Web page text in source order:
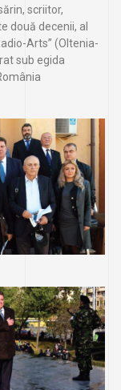
scriitor,
două decenii, al
Arts” (Oltenia-
sub egida